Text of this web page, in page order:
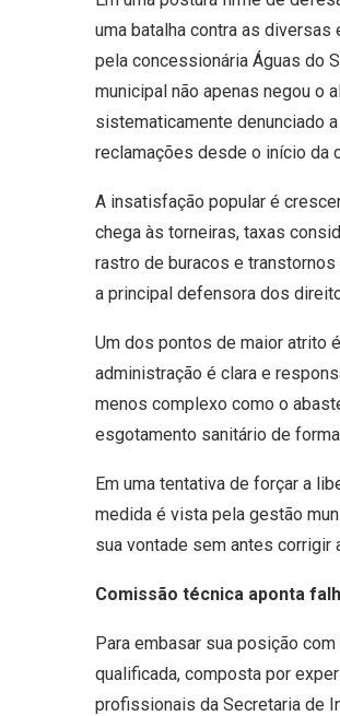
uma batalha contra as
pela concessionária Águas do
municipal não apenas negou o
sistematicamente denunciado
reclamações desde o início da
A insatisfação popular é
chega às torneiras, taxas
rastro de buracos e
a principal defensora dos
Um dos pontos de maior atrito
administração é clara e
menos complexo como o
esgotamento sanitário de
Em uma tentativa de forçar a
medida é vista pela gestão
sua vontade sem antes corrigir
Comissão técnica aponta
Para embasar sua posição
qualificada, composta por
profissionais da Secretaria de